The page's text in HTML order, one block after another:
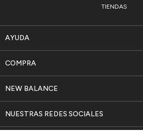
TIENDAS
AYUDA
NEW BALANCE
COMPRA
NUESTRAS REDES SOCIALES